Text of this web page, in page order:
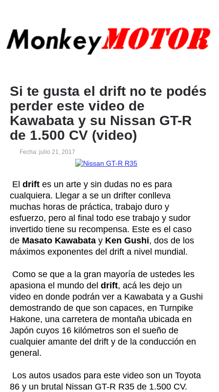
Si te gusta el drift no te podés
perder este video de
Kawabata y su Nissan GT-R
de 1.500 CV (video)
Fecha: julio 21, 2017
El drift es un arte y sin dudas no es para
cualquiera. Llegar a se un drifter conlleva
muchas horas de práctica, trabajo duro y
esfuerzo, pero al final todo ese trabajo y sudor
invertido tiene su recompensa. Este es el caso
de Masato Kawabata y Ken Gushi, dos de los
máximos exponentes del drift a nivel mundial.
Como se que a la gran mayoría de ustedes les
apasiona el mundo del drift, acá les dejo un
video en donde podrán ver a Kawabata y a Gushi
demostrando de que son capaces, en Turnpike
Hakone, una carretera de montaña ubicada en
Japón cuyos 16 kilómetros son el sueño de
cualquier amante del drift y de la conducción en
general.
Los autos usados para este video son un Toyota
86 y un brutal Nissan GT-R R35 de 1.500 CV.